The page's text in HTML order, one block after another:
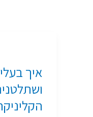
איך
מעז?
זו
התנהגות